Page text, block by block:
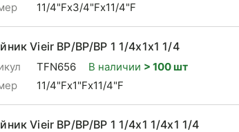
11/4"Fx3/4"Fx11/4"F
Vieir ВР/ВР/ВР 1 1/4x1x1 1/4
TFN656 В наличии > 100 шт
11/4"Fx1"Fx11/4"F
Vieir ВР/ВР/ВР 1 1/4x1 1/4x1 1/4